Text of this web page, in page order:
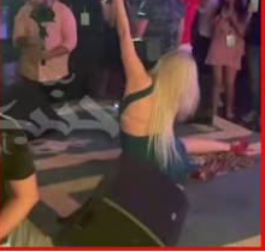
00:00